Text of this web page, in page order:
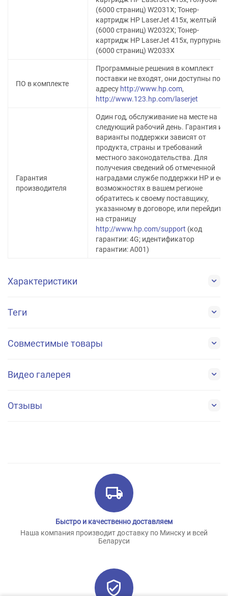
(6000 страниц) W2031X; Тонер-
картридж HP LaserJet 415x, желтый
(6000 страниц) W2032X; Тонер-
картридж HP LaserJet 415x, пурпурный
(6000 страниц) W2033X
ПО в комплекте
Программные решения в комплект
поставки не входят, они доступны по
адресу http://www.hp.com,
http://www.123.hp.com/laserjet
Гарантия
производителя
Один год, обслуживание на месте на
следующий рабочий день. Гарантия и
варианты поддержки зависят от
продукта, страны и требований
местного законодательства. Для
получения сведений об отмеченной
наградами службе поддержки HP и ее
возможностях в вашем регионе
обратитесь к своему поставщику,
указанному в договоре, или перейдите
на страницу
http://www.hp.com/support (код
гарантии: 4G; идентификатор
гарантии: A001)
Характеристики
Теги
Совместимые товары
Видео галерея
Отзывы
Быстро и качественно доставляем
Наша компания производит доставку по Минску и всей
Беларуси